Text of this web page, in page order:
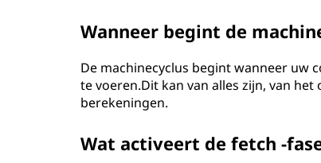
Wanneer begint de
De machinecyclus begint wanneer uw
te voeren.Dit kan van alles zijn, van
berekeningen.
Wat activeert de fetch -